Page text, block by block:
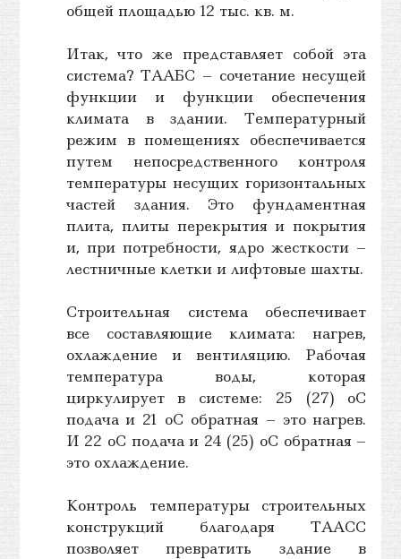
общей площадью 12 тыс. кв. м.
Итак, что же представляет собой эта
система? ТААБС – сочетание несущей
функции и функции обеспечения
климата в здании. Температурный
режим в помещениях обеспечивается
путем непосредственного контроля
температуры несущих горизонтальных
частей здания. Это фундаментная
плита, плиты перекрытия и покрытия
и, при потребности, ядро жесткости –
лестничные клетки и лифтовые шахты.
Строительная система обеспечивает
все составляющие климата: нагрев,
охлаждение и вентиляцию. Рабочая
температура воды, которая
циркулирует в системе: 25 (27) oС
подача и 21 oС обратная – это нагрев.
И 22 oС подача и 24 (25) oС обратная –
это охлаждение.
Контроль температуры строительных
конструкций благодаря ТААСС
позволяет превратить здание в